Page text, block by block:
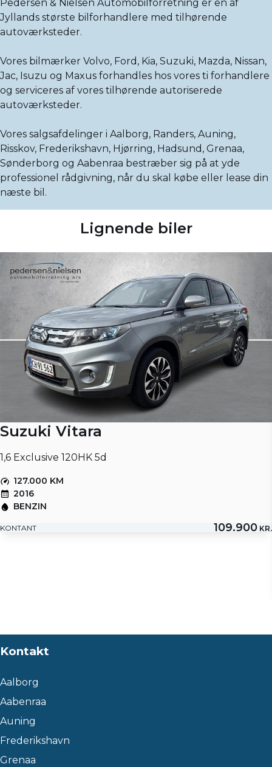
Pedersen & Nielsen Automobilforretning er en af
Jyllands største bilforhandlere med tilhørende
autoværksteder.
Vores bilmærker Volvo, Ford, Kia, Suzuki, Mazda, Nissan,
Jac, Isuzu og Maxus forhandles hos vores ti forhandlere
og serviceres af vores tilhørende autoriserede
autoværksteder.
Vores salgsafdelinger i Aalborg, Randers, Auning,
Risskov, Frederikshavn, Hjørring, Hadsund, Grenaa,
Sønderborg og Aabenraa bestræber sig på at yde
professionel rådgivning, når du skal købe eller lease din
næste bil.
Lignende biler
Suzuki Vitara
1,6 Exclusive 120HK 5d
127.000 KM
2016
BENZIN
KONTANT 109.900 KR.
Kontakt
Aalborg
Aabenraa
Auning
Frederikshavn
Grenaa